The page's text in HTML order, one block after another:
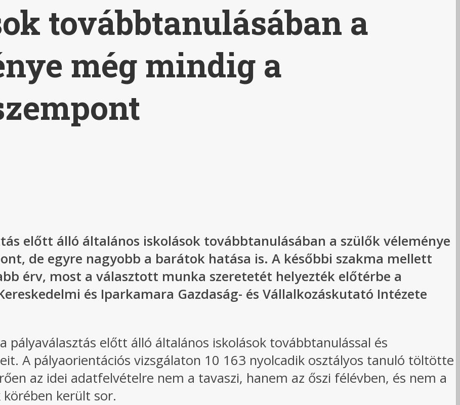
továbbtanulásában a
még mindig a
előtt álló általános iskolások továbbtanulásában a szülők véleménye
de egyre nagyobb a barátok hatása is. A későbbi szakma mellett
érv, most a választott munka szeretetét helyezték előtérbe a
és Iparkamara Gazdaság- és Vállalkozáskutató Intézete
pályaválasztás előtt álló általános iskolások továbbtanulással és
A pályaorientációs vizsgálaton 10 163 nyolcadik osztályos tanuló töltötte
az idei adatfelvételre nem a tavaszi, hanem az őszi félévben, és nem a
került sor.